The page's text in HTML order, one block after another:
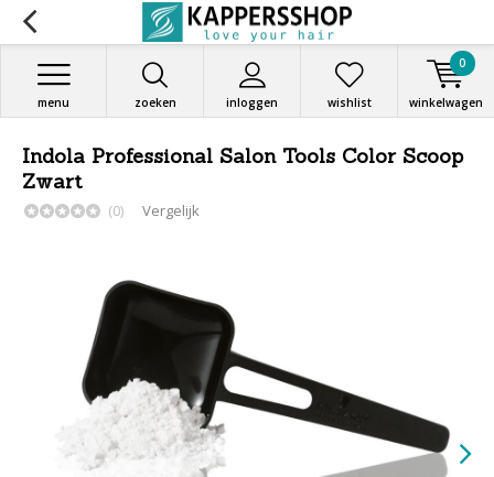
zoeken inloggen
menu wishlist winkelwagen
0
Indola Professional Salon Tools Color Scoop
Zwart
(0) Vergelijk